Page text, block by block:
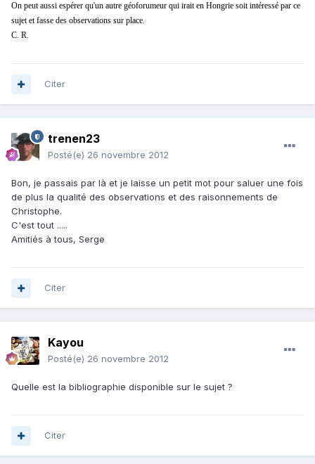
On peut aussi espérer qu'un autre géoforumeur qui irait en Hongrie soit intéressé par ce
sujet et fasse des observations sur place.
C. R.
Citer
trenen23
Posté(e) 26 novembre 2012
Bon, je passais par là et je laisse un petit mot pour saluer une fois
de plus la qualité des observations et des raisonnements de
Christophe.
C'est tout .....
Amitiés à tous, Serge
Citer
Kayou
Posté(e) 26 novembre 2012
Quelle est la bibliographie disponible sur le sujet ?
Citer